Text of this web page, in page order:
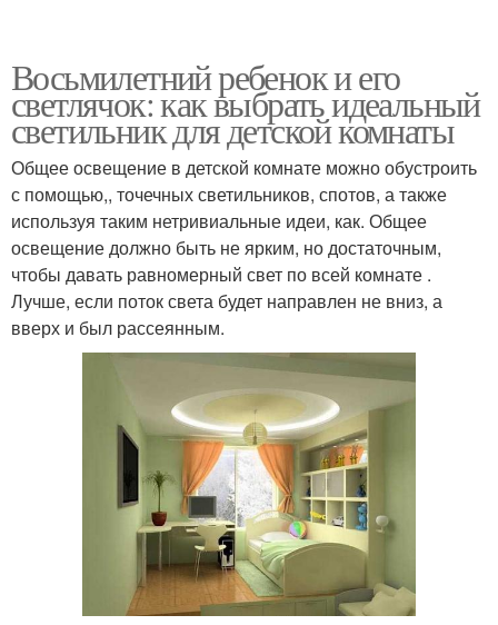
Восьмилетний ребенок и его
светлячок: как выбрать идеальный
светильник для детской комнаты
Общее освещение в детской комнате можно обустроить
с помощью,, точечных светильников, спотов, а также
используя таким нетривиальные идеи, как. Общее
освещение должно быть не ярким, но достаточным,
чтобы давать равномерный свет по всей комнате .
Лучше, если поток света будет направлен не вниз, а
вверх и был рассеянным.